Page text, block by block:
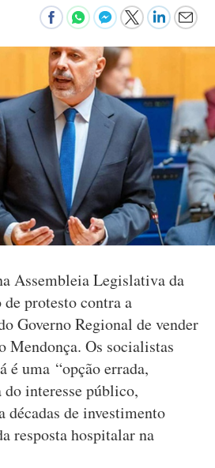
Assembleia Legislativa da
protesto contra a
Governo Regional de vender
Os socialistas
é uma “opção errada,
interesse público,
décadas de investimento
resposta hospitalar na